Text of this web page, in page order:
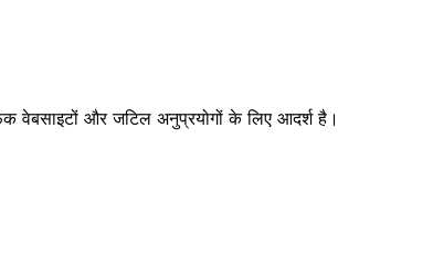
और जटिल अनुप्रयोगों के लिए आदर्श है।